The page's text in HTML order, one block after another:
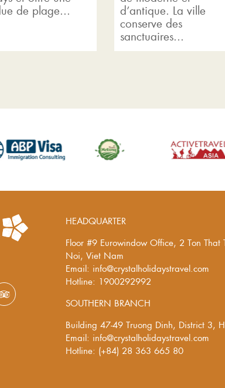
de plage...
d’antique. La ville
conserve des
sanctuaires...
HEADQUARTER
Floor #9 Eurowindow Office, 2 Ton
Noi, Viet Nam
Email: info@crystalholidaystravel.com
Hotline: 1900292992
SOUTHERN BRANCH
Building 47-49 Truong Dinh, District 3,
Email: info@crystalholidaystravel.com
Hotline: (+84) 28 363 665 80